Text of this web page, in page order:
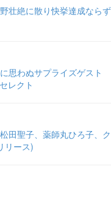
壮絶に散り快挙達成ならず
思わぬサプライズゲスト
レクト
田聖子、薬師丸ひろ子、ク
リース)